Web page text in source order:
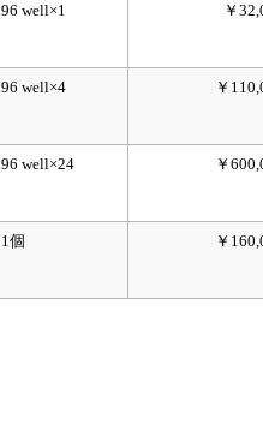
96 well×1
￥
96 well×4
￥
96 well×24
￥
1個
￥